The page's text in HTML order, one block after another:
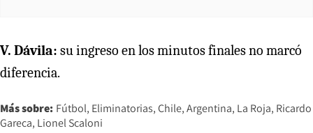
V. Dávila: su ingreso en los minutos finales no marcó
diferencia.
Más sobre: Fútbol Eliminatorias Chile Argentina La Roja Ricardo
Gareca Lionel Scaloni